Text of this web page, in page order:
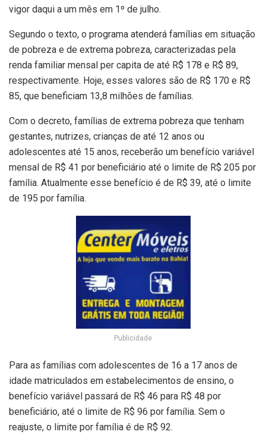
vigor daqui a um mês em 1º de julho.
Segundo o texto, o programa atenderá famílias em situação
de pobreza e de extrema pobreza, caracterizadas pela
renda familiar mensal per capita de até R$ 178 e R$ 89,
respectivamente. Hoje, esses valores são de R$ 170 e R$
85, que beneficiam 13,8 milhões de famílias.
Com o decreto, famílias de extrema pobreza que tenham
gestantes, nutrizes, crianças de até 12 anos ou
adolescentes até 15 anos, receberão um benefício variável
mensal de R$ 41 por beneficiário até o limite de R$ 205 por
família. Atualmente esse benefício é de R$ 39, até o limite
de 195 por família.
Publicidade
Para as famílias com adolescentes de 16 a 17 anos de
idade matriculados em estabelecimentos de ensino, o
benefício variável passará de R$ 46 para R$ 48 por
beneficiário, até o limite de R$ 96 por família. Sem o
reajuste, o limite por família é de R$ 92.